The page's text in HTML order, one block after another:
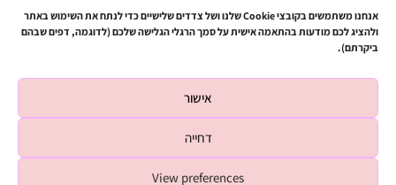
אנחנו משתמשים בקובצי Cookie שלנו ושל צדדים שלישיים כדי לנתח את השימוש באתר
ולהציג לכם מודעות בהתאמה אישית על סמך הרגלי הגלישה שלכם (לדוגמה, דפים שבהם
ביקרתם).
אישור
דחייה
View preferences
F
a
e
o
I
n
t
g
a
T
i
t
k
W
h
t
a
Copyright © 2026 SHUSHIZ design
Powered by SHUSHIZ design